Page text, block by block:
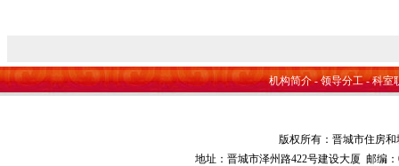
机构简介-领导分工-科室
版权所有：晋城市住房
地址：晋城市泽州路422号建设大厦 邮编：